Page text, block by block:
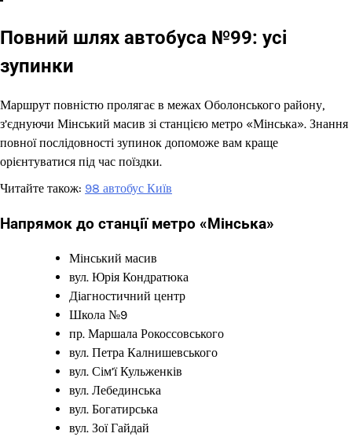
Повний шлях автобуса №99: усі
зупинки
Маршрут повністю пролягає в межах Оболонського району,
з’єднуючи Мінський масив зі станцією метро «Мінська». Знання
повної послідовності зупинок допоможе вам краще
орієнтуватися під час поїздки.
Читайте також: 98 автобус Київ
Напрямок до станції метро «Мінська»
Мінський масив
вул. Юрія Кондратюка
Діагностичний центр
Школа №9
пр. Маршала Рокоссовського
вул. Петра Калнишевського
вул. Сім’ї Кульженків
вул. Лебединська
вул. Богатирська
вул. Зої Гайдай